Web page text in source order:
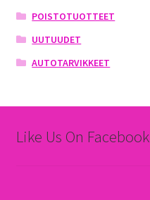
POISTOTUOTTEET
UUTUUDET
AUTOTARVIKKEET
Like Us On Facebook